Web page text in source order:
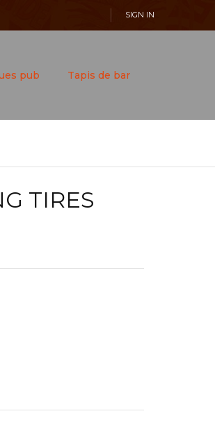
SIGN IN
pub Tapis de bar
TIRES